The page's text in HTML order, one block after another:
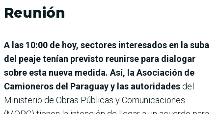
Reunión
A las 10:00 de hoy, sectores interesados en la suba
del peaje tenían previsto reunirse para dialogar
sobre esta nueva medida. Así, la Asociación de
Camioneros del Paraguay y las autoridades del
Ministerio de Obras Públicas y Comunicaciones